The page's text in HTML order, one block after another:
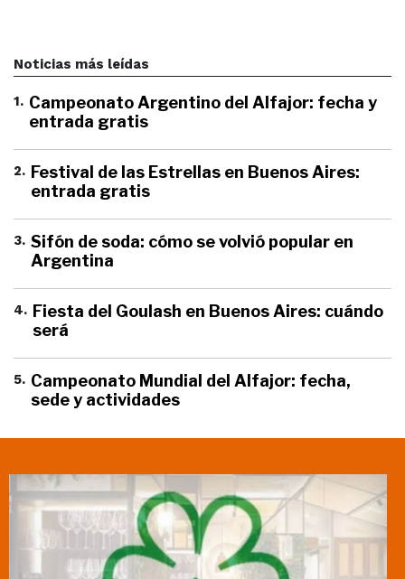
Noticias más leídas
1. Campeonato Argentino del Alfajor: fecha y
entrada gratis
2. Festival de las Estrellas en Buenos Aires:
entrada gratis
3. Sifón de soda: cómo se volvió popular en
Argentina
4. Fiesta del Goulash en Buenos Aires: cuándo
será
5. Campeonato Mundial del Alfajor: fecha,
sede y actividades